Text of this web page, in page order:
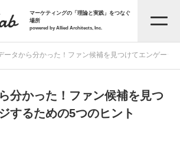
マーケティングの「理論と実践」をつなぐ
場所
powered by Allied Architects, Inc.
記事一覧
ータから分かった！ファン候補を見つけてエンゲージ
分かった！ファン候補を見つ
するための5つのヒント